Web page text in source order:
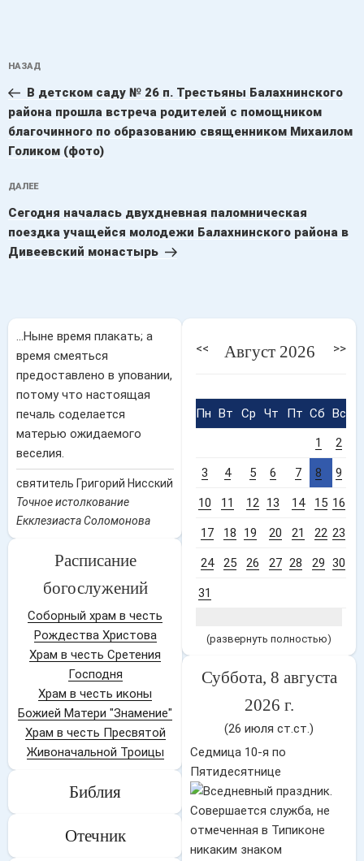
записям
Предыдущая
запись:
НАЗАД
В детском саду № 26 п. Трестьяны Балахнинского
района прошла встреча родителей с помощником
благочинного по образованию священником Михаилом
Голиком (фото)
Следующая
запись
ДАЛЕЕ
Сегодня началась двухдневная паломническая
поездка учащейся молодежи Балахнинского района в
Дивеевский монастырь
...Ныне время плакать; а
время смеяться
предоставлено в уповании,
потому что настоящая
печаль соделается
матерью ожидаемого
веселия.
святитель Григорий Нисский
Точное истолкование
Екклезиаста Соломонова
Расписание
богослужений
Соборный храм в честь
Рождества Христова
Храм в честь Сретения
Господня
Храм в честь иконы
Божией Матери "Знамение"
Храм в честь Пресвятой
Живоначальной Троицы
Библия
Отечник
<< Август 2026 >>
Пн Вт Ср Чт Пт Сб Вс
1
2
3 4 5 6 7 8 9
10 11 12 13 14 15 16
17 18 19 20 21 22 23
24 25 26 27 28 29 30
31
(развернуть полностью)
Суббота, 8 августа
2026 г.
(26 июля ст.ст.)
Седмица 10-я по
Пятидесятнице